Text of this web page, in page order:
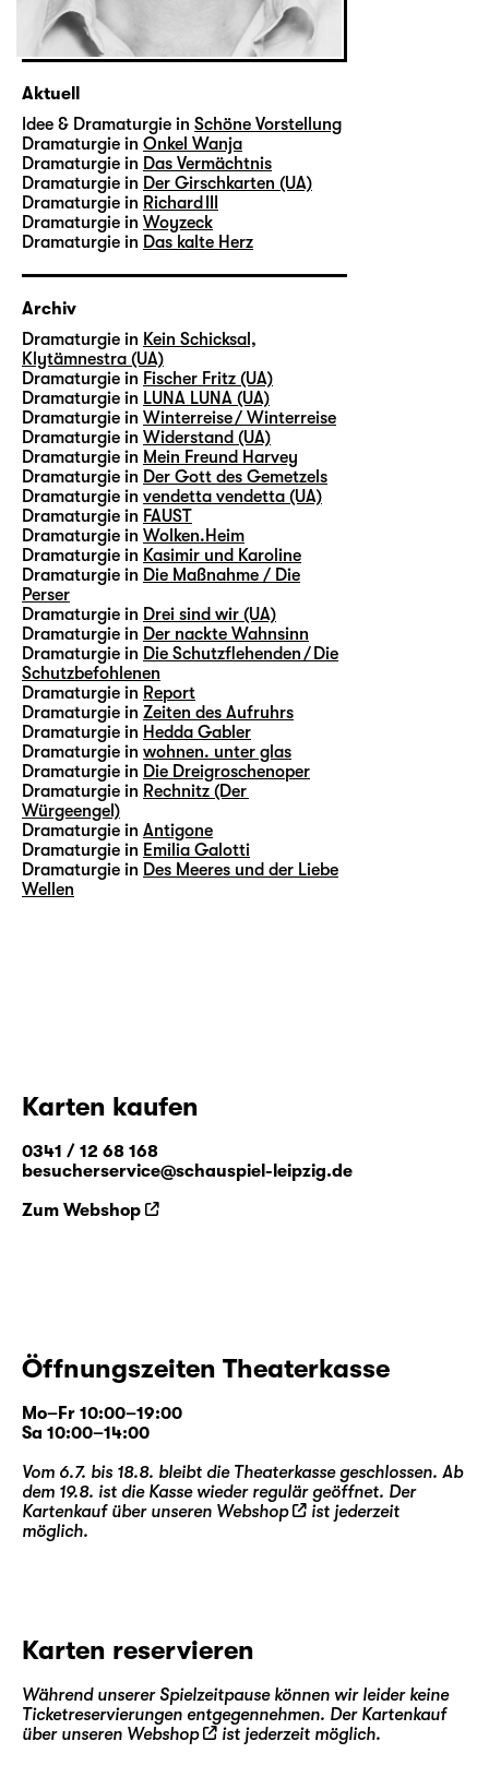
Aktuell
Idee & Dramaturgie in Schöne Vorstellung
Dramaturgie in Onkel Wanja
Dramaturgie in Das Vermächtnis
Dramaturgie in Der Girschkarten (UA)
Dramaturgie in Richard III
Dramaturgie in Woyzeck
Dramaturgie in Das kalte Herz
Archiv
Dramaturgie in Kein Schicksal,
Klytämnestra (UA)
Dramaturgie in Fischer Fritz (UA)
Dramaturgie in LUNA LUNA (UA)
Dramaturgie in Winterreise / Winterreise
Dramaturgie in Widerstand (UA)
Dramaturgie in Mein Freund Harvey
Dramaturgie in Der Gott des Gemetzels
Dramaturgie in vendetta vendetta (UA)
Dramaturgie in FAUST
Dramaturgie in Wolken.Heim
Dramaturgie in Kasimir und Karoline
Dramaturgie in Die Maßnahme / Die
Perser
Dramaturgie in Drei sind wir (UA)
Dramaturgie in Der nackte Wahnsinn
Dramaturgie in Die Schutzflehenden / Die
Schutzbefohlenen
Dramaturgie in Report
Dramaturgie in Zeiten des Aufruhrs
Dramaturgie in Hedda Gabler
Dramaturgie in wohnen. unter glas
Dramaturgie in Die Dreigroschenoper
Dramaturgie in Rechnitz (Der
Würgeengel)
Dramaturgie in Antigone
Dramaturgie in Emilia Galotti
Dramaturgie in Des Meeres und der Liebe
Wellen
Karten kaufen
0341 / 12 68 168
besucherservice@schauspiel-leipzig.de
Zum Webshop
Öffnungszeiten Theaterkasse
Mo–Fr 10:00–19:00
Sa 10:00–14:00
Vom 6.7. bis 18.8. bleibt die Theaterkasse geschlossen. Ab
dem 19.8. ist die Kasse wieder regulär geöffnet. Der
Kartenkauf über unseren Webshop
ist jederzeit
möglich.
Karten reservieren
Während unserer Spielzeitpause können wir leider keine
Ticketreservierungen entgegennehmen. Der Kartenkauf
über unseren Webshop ist jederzeit möglich.